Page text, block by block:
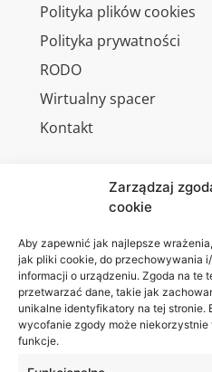
Zarządzaj
cookie
Aby zapewnić jak najlepsze
jak pliki cookie, do przechowywania
informacji o urządzeniu. Zgoda na te
przetwarzać dane, takie jak
unikalne identyfikatory na tej stronie.
wycofanie zgody może niekorzystnie
funkcje.
Polityka plików cookies
Polityka prywatności
RODO
Wirtualny spacer
Kontakt
WSEI
ul.
4